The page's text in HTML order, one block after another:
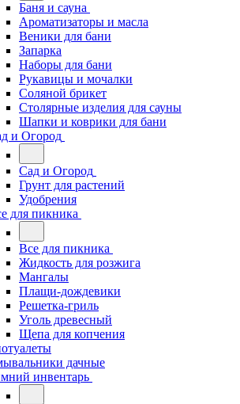
Баня и сауна
Ароматизаторы и масла
Веники для бани
Запарка
Наборы для бани
Рукавицы и мочалки
Соляной брикет
Столярные изделия для сауны
Шапки и коврики для бани
и Огород
Сад и Огород
Грунт для растений
Удобрения
для пикника
Все для пикника
Жидкость для розжига
Мангалы
Плащи-дождевики
Решетка-гриль
Уголь древесный
Щепа для копчения
дачные
инвентарь